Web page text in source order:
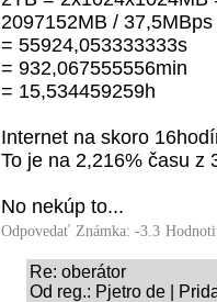
2097152MB / 37,5MBps
= 55924,053333333s
= 932,067555556min
= 15,534459259h
Internet na skoro
To je na 2,216% času z
No nekúp to...
Odpovedať Známka: -3.3
Re: oberátor
Od reg.: Pjetro de |